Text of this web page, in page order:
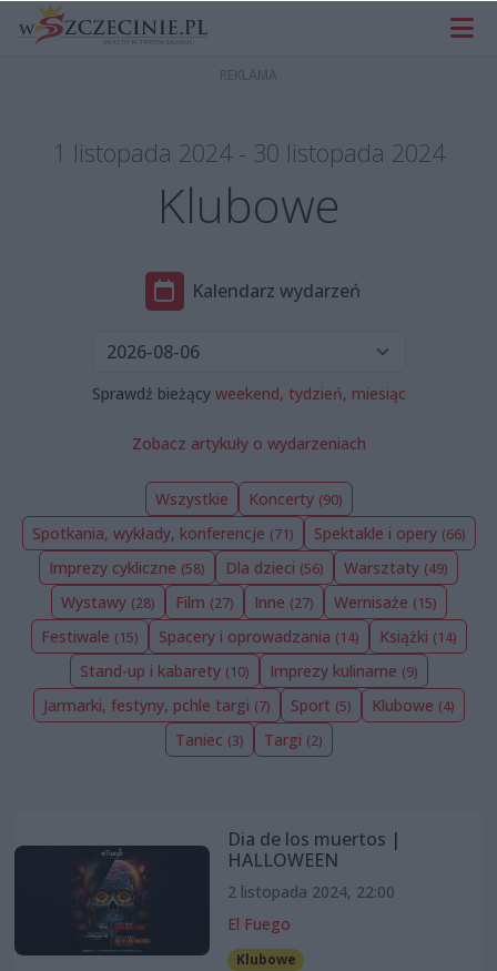
1 listopada 2024 - 30 listopada 2024
Klubowe
Kalendarz wydarzeń
Sprawdź bieżący weekend, tydzień, miesiąc
Zobacz artykuły o wydarzeniach
Wszystkie Koncerty (90)
Spotkania, wykłady, konferencje (71) Spektakle i opery (66)
Imprezy cykliczne (58) Dla dzieci (56) Warsztaty (49)
Wystawy (28) Film (27) Inne (27) Wernisaże (15)
Festiwale (15) Spacery i oprowadzania (14) Książki (14)
Stand-up i kabarety (10) Imprezy kulinarne (9)
Jarmarki, festyny, pchle targi (7) Sport (5) Klubowe (4)
Taniec (3) Targi (2)
Dia de los muertos |
HALLOWEEN
2 listopada 2024, 22:00
El Fuego
Klubowe